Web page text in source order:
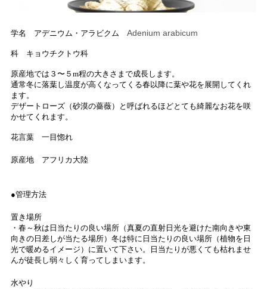
学名 アデニウム・アラビクム Adenium arabicum
科 キョウチクトウ科
原産地では３〜５m程の大きさまで成長します。
通常冬に落葉し温度が高くなってくる春以降に葉や花を展開してくれ
ます。
デザートローズ（砂漠の薔薇）と呼ばれるほどとても綺麗なお花を咲
かせてくれます。
花言葉 一目惚れ
原産地 アフリカ大陸
●管理方法
置き場所
・春～秋は日当たりの良い場所（真夏の直射日光を避けた南向きや東
向きの日差しが当たる場所）冬は特に日当たりの良い場所（植物を日
光で暖めるイメージ）に置いて下さい。日当たりが悪くても枯れませ
んが徒長し弱々しく育ってしまいます。
水やり